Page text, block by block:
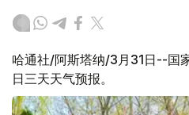
哈通社/阿斯塔纳/3月31日--国
日三天天气预报。